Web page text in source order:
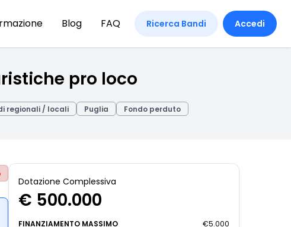
Blog FAQ Ricerca Bandi Accedi
pro loco
regionali / locali Puglia Fondo perduto
Dotazione Complessiva
€ 500.000
FINANZIAMENTO MASSIMO €5.000